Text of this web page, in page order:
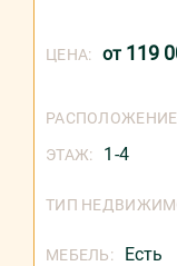
ЦЕНА: от 119
ЭТАЖ: 1-4
ТИП
МЕБЕЛЬ: Есть